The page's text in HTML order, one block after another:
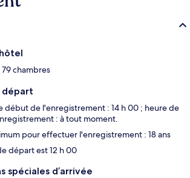
chambres
début de l'enregistrement : 14 h 00 ; heure de
: à tout moment.
pour effectuer l'enregistrement : 18 ans
départ est 12 h 00
spéciales d’arrivée